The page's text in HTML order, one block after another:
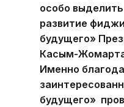
особо
развитие
будущего»
Касым-Жомарта
Именно
будущего»